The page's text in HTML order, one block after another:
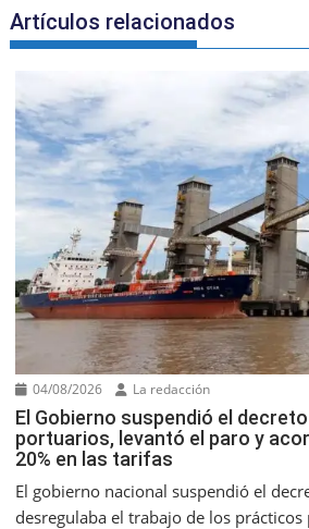
Artículos relacionados
04/08/2026 La redacción
El Gobierno suspendió el
portuarios, levantó el paro y
20% en las tarifas
El gobierno nacional suspendió el
desregulaba el trabajo de los